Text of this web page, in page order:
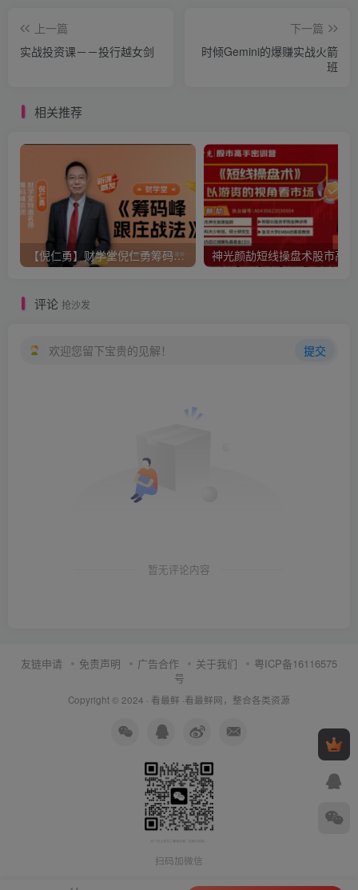
上一篇
实战投资课－－投行越女剑
下一篇
时倾Gemini的爆赚实战火箭
班
相关推荐
【倪仁勇】财学堂倪仁勇筹码峰跟庄战法系统课+筹码峰指标
评论 抢沙发
欢迎您留下宝贵的见解！ 提交
暂无评论内容
友链申请 免责声明 广告合作 关于我们
粤ICP备16116575
号
Copyright © 2024 · 看最鲜 ·看最鲜网，整合各类资源
扫码加微信